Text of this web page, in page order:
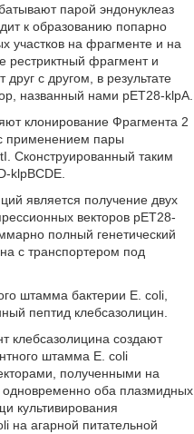
парой эндонуклеаз
к образованию попарно
участков на фрагменте и на
рестриктный фрагмент и
с другом, в результате
названный нами pET28-klpA.
клонирование Фрагмента 2
применением пары
Сконструированный таким
klpBCDE.
является получение двух
векторов pET28-
полный генетический
с транспортером под
штамма бактерии Е. coli,
пептид клебсазолицин.
клебсазолицина создают
штамма Е. coli
полученными на
оба плазмидных
культивирования
на агарной питательной